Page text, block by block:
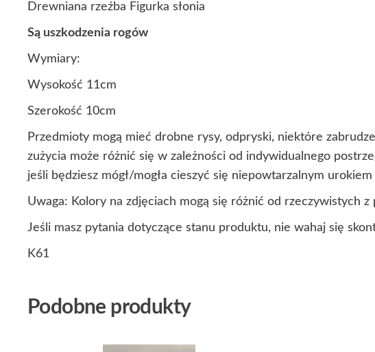
Drewniana rzeźba Figurka słonia
Są uszkodzenia rogów
Wymiary:
Wysokość 11cm
Szerokość 10cm
Przedmioty mogą mieć drobne rysy, odpryski, niektóre
zużycia może różnić się w zależności od indywidualnego
jeśli będziesz mógł/mogła cieszyć się niepowtarzalnym
Uwaga: Kolory na zdjęciach mogą się różnić od rzeczywistych
Jeśli masz pytania dotyczące stanu produktu, nie wahaj się
K61
Podobne produkty